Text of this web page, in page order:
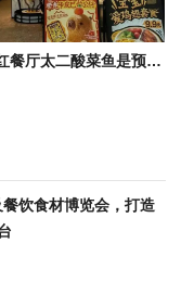
揭秘网红餐厅太二酸菜鱼是预制菜吗
饮食材博览会，打造